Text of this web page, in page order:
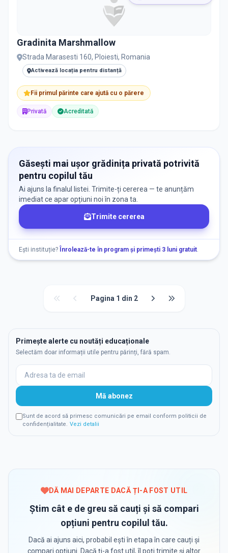
Gradinita Marshmallow
Strada Marasesti 160, Ploiesti, Romania
Activează locația pentru distanță
Fii primul părinte care ajută cu o părere
Privată Acreditată
Găsești mai ușor grădinița privată potrivită
pentru copilul tău
Ai ajuns la finalul listei. Trimite-ți cererea — te anunțăm
imediat ce apar opțiuni noi în zona ta.
Trimite cererea
Ești instituție? Înrolează-te în program și primești 3 luni gratuit.
Pagina 1 din 2
Primește alerte cu noutăți educaționale
Selectăm doar informații utile pentru părinți, fără spam.
Mă abonez
Sunt de acord să primesc comunicări pe email conform politicii de
confidențialitate. Vezi detalii
DĂ MAI DEPARTE DACĂ ȚI-A FOST UTIL
Știm cât e de greu să cauți și să compari
opțiuni pentru copilul tău.
Dacă ai ajuns aici, probabil ești în etapa în care cauți și
compari opțiuni. Dacă ți-a fost util, îl poți trimite și altor